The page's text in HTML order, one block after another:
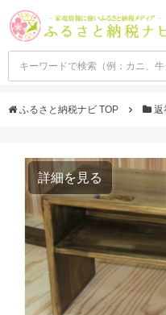
ふるさと納税ナビ TOP 返
詳細を見る